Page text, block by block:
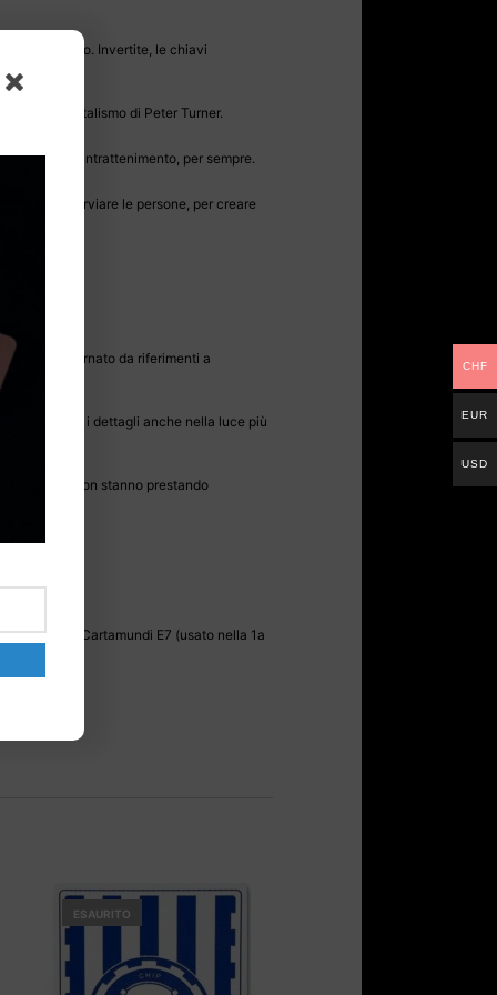
del paradiso. Invertite, le chiavi
sul mentalismo di Peter Turner.
per l’intrattenimento, per sempre.
usati per fuorviare le persone, per creare
è adornato da riferimenti a
far brillare i dettagli anche nella luce più
coloro che non stanno prestando
che su Cartamundi E7 (usato nella 1a
ESAURITO
CHF
EUR
USD